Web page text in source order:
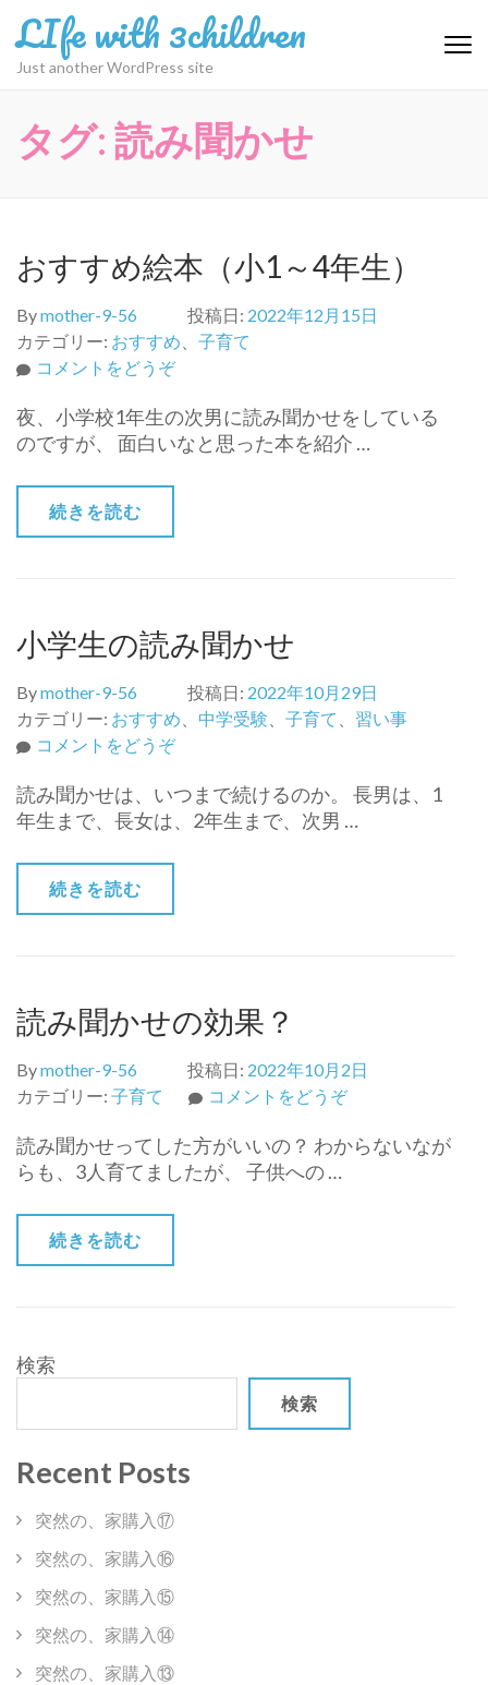
ン
(Enter
押
す)
LIfe with 3children
Just another WordPress site
タグ: 読み聞かせ
おすすめ絵本（小1～4年生）
Bymother-9-56 投稿日: 2022年12月15日
カテゴリー: おすすめ
子育て
コメントをどうぞ(お
す
め
生）)
夜、小学校1年生の次男に読み聞かせをしている
のですが、 面白いなと思った本を紹介 …
続きを読む
小学生の読み聞かせ
Bymother-9-56 投稿日: 2022年10月29日
カテゴリー: おすすめ 中学受験 子育て
習い事
コメントをどうぞ(小
生
の
読み聞かせは、いつまで続けるのか。 長男は、1
年生まで、長女は、2年生まで、次男 …
続きを読む
読み聞かせの効果？
Bymother-9-56 投稿日: 2022年10月2日
カテゴリー: 子育て コメントをどうぞ(読
聞
読み聞かせってした方がいいの？ わからないなが
らも、3人育てましたが、 子供への …
続きを読む
検索
検索
Recent Posts
突然の、家購入⑰
突然の、家購入⑯
突然の、家購入⑮
突然の、家購入⑭
突然の、家購入⑬